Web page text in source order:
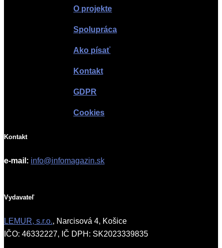
O projekte
Spolupráca
Ako písať
Kontakt
GDPR
Cookies
Kontakt
e-mail: info@infomagazin.sk
Vydavateľ
LEMUR, s.r.o., Narcisová 4, Košice
IČO: 46332227, IČ DPH: SK2023339835